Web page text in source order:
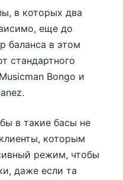
в которых два
еще до
баланса в этом
стандартного
Bongo и
в такие басы не
которым
режим, чтобы
даже если та